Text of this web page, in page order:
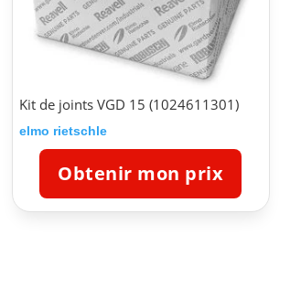
Kit de joints VGD 15 (1024611301)
elmo rietschle
Obtenir mon prix